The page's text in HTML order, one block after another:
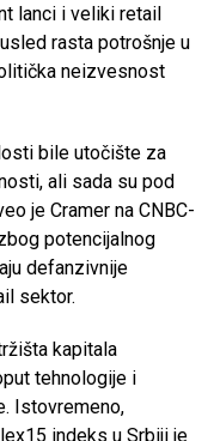
lanci i veliki retail
rasta potrošnje u
neizvesnost
bile utočište za
ali sada su pod
je Cramer na CNBC-
potencijalnog
defanzivnije
sektor.
kapitala
tehnologije i
Istovremeno,
indeks u Srbiji je